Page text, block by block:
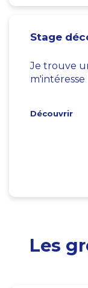
Stage
Je trouve
m'intéresse
Découvrir
Les